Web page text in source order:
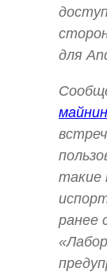
для
такие
ранее